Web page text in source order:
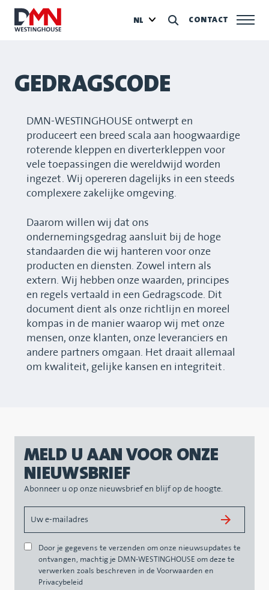
CONTACT
NL
GEDRAGSCODE
DMN-WESTINGHOUSE ontwerpt en
produceert een breed scala aan hoogwaardige
roterende kleppen en diverterkleppen voor
vele toepassingen die wereldwijd worden
ingezet. Wij opereren dagelijks in een steeds
complexere zakelijke omgeving.
Daarom willen wij dat ons
ondernemingsgedrag aansluit bij de hoge
standaarden die wij hanteren voor onze
producten en diensten. Zowel intern als
extern. Wij hebben onze waarden, principes
en regels vertaald in een Gedragscode. Dit
document dient als onze richtlijn en moreel
kompas in de manier waarop wij met onze
mensen, onze klanten, onze leveranciers en
andere partners omgaan. Het draait allemaal
om kwaliteit, gelijke kansen en integriteit.
MELD U AAN VOOR ONZE
NIEUWSBRIEF
Abonneer u op onze nieuwsbrief en blijf op de hoogte.
Door je gegevens te verzenden om onze nieuwsupdates te
ontvangen, machtig je DMN-WESTINGHOUSE om deze te
verwerken zoals beschreven in de Voorwaarden en
Privacybeleid